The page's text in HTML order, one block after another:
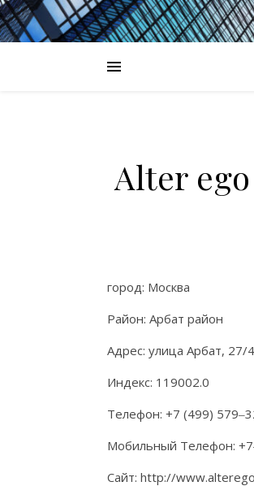
Alter
город: Москва
Район: Арбат район
Адрес: улица Арбат, 27/
Индекс: 119002.0
Телефон: +7 (499)
Мобильный Телефон:
Сайт: http://